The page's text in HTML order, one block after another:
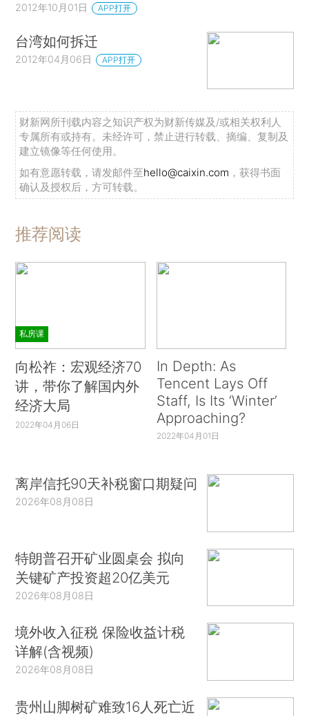
2012年10月01日 APP打开
台湾如何拆迁
2012年04月06日 APP打开
财新网所刊载内容之知识产权为财新传媒及/或相关权利人
专属所有或持有。未经许可，禁止进行转载、摘编、复制及
建立镜像等任何使用。
如有意愿转载，请发邮件至hello@caixin.com ，获得书面
确认及授权后，方可转载。
推荐阅读
私房课
向松祚：宏观经济70
讲，带你了解国内外
经济大局
2022年04月06日
In Depth: As
Tencent Lays Off
Staff, Is Its ‘Winter’
Approaching?
2022年04月01日
离岸信托90天补税窗口期疑问
2026年08月08日
特朗普召开矿业圆桌会 拟向
关键矿产投资超20亿美元
2026年08月08日
境外收入征税 保险收益计税
详解(含视频)
2026年08月08日
贵州山脚树矿难致16人死亡近